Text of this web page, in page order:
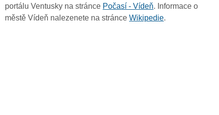
portálu Ventusky na stránce Počasí - Vídeň. Informace o
městě Vídeň nalezenete na stránce Wikipedie.